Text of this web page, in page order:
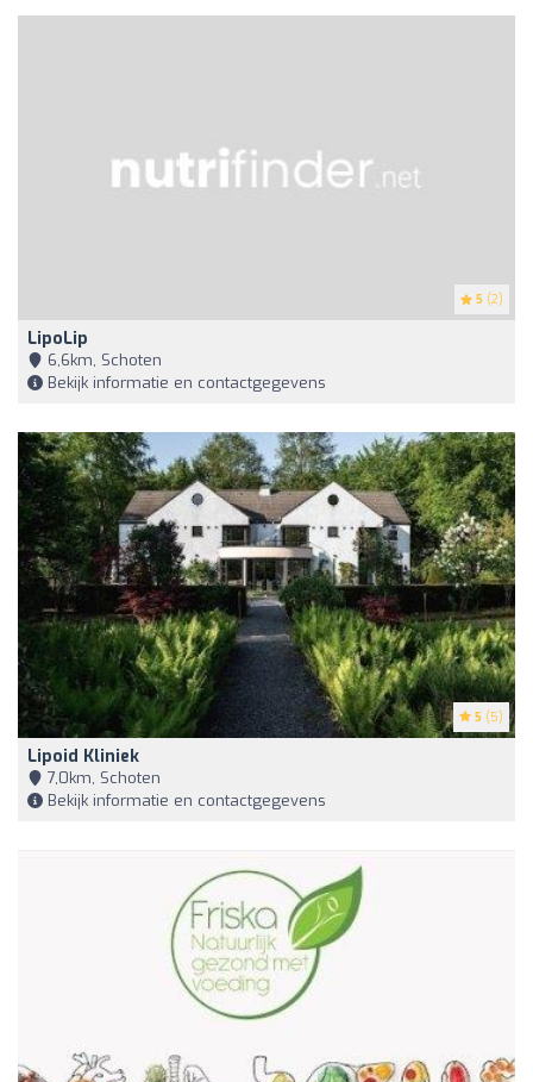
5 (2)
LipoLip
6,6km, Schoten
Bekijk informatie en contactgegevens
5 (5)
Lipoid Kliniek
7,0km, Schoten
Bekijk informatie en contactgegevens